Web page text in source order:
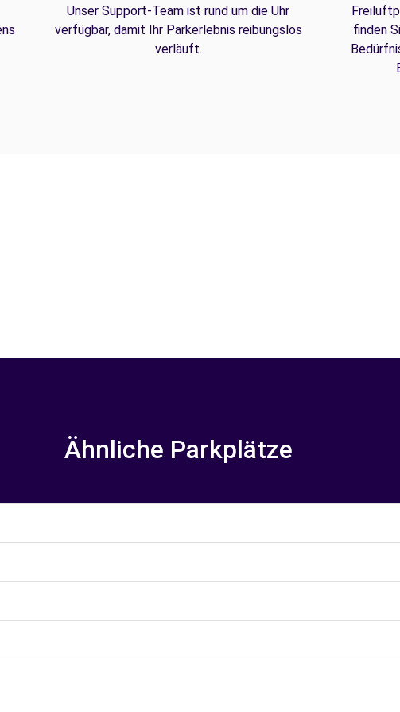
Unser Support-Team ist rund um die Uhr
verfügbar, damit Ihr Parkerlebnis reibungslos
verläuft.
finden
Ähnliche Parkplätze